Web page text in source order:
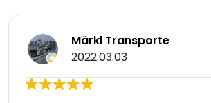
Märkl Transporte
2022.03.03